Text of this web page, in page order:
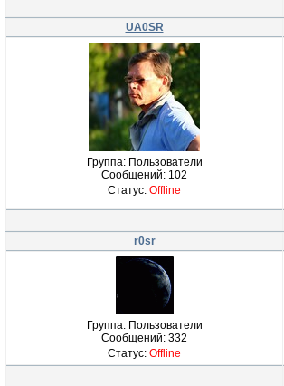
UA0SR
Группа: Пользователи
Сообщений: 102
Статус: Offline
r0sr
Группа: Пользователи
Сообщений: 332
Статус: Offline